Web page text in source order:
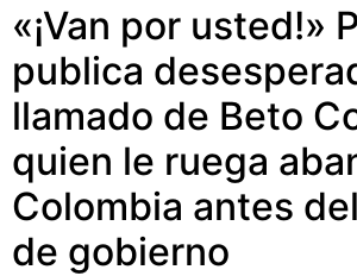
«¡Van por usted!»
publica
llamado de Beto
quien le ruega
Colombia antes
de gobierno